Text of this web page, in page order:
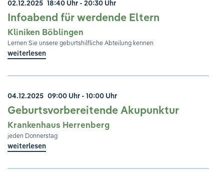
02.12.2025 18:40 Uhr - 20:30 Uhr
Infoabend für werdende Eltern
Kliniken Böblingen
Lernen Sie unsere geburtshilfliche Abteilung kennen
weiterlesen
04.12.2025 09:00 Uhr - 10:00 Uhr
Geburtsvorbereitende Akupunktur
Krankenhaus Herrenberg
jeden Donnerstag
weiterlesen